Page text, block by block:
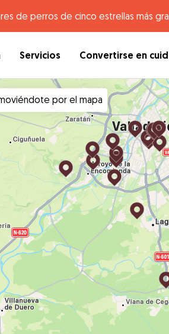
de perros de cinco estrellas más
Servicios Convertirse en
por el mapa